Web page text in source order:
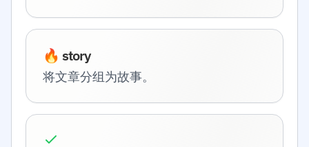
🔥 story
将文章分组为故事。